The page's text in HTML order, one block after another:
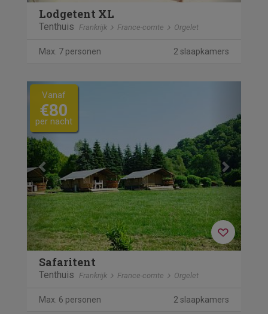
Lodgetent XL
Tenthuis Frankrijk France-comte Orgelet
Max. 7 personen 2 slaapkamers
Previous
Vanaf
€80
per nacht
Safaritent
Tenthuis Frankrijk France-comte Orgelet
Max. 6 personen 2 slaapkamers